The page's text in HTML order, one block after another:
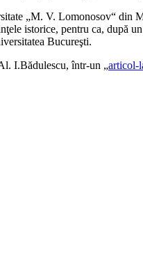
„M. V. Lomonosov“ din
istorice, pentru ca, după
Bucureşti.
I.Bădulescu, într-un „articol-